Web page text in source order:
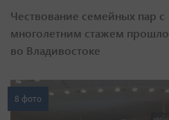
Чествование семейных пар с
многолетним стажем прошло
во Владивостоке
8 фото